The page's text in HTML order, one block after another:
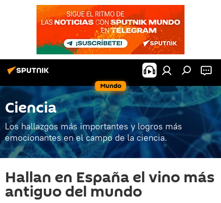
Mundo
Ciencia
Los hallazgos más importantes y logros más
emocionantes en el campo de la ciencia.
Hallan en España el vino más
antiguo del mundo